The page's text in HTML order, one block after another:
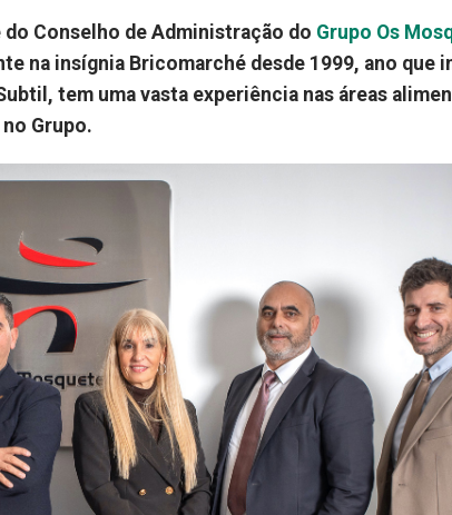
Conselho de Administração do Grupo Os
na insígnia Bricomarché desde 1999, ano que
tem uma vasta experiência nas áreas
Grupo.